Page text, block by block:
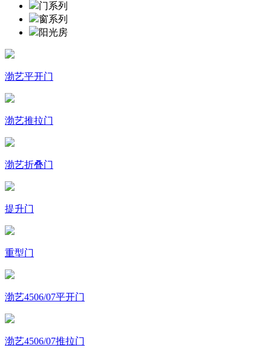
门系列
窗系列
阳光房
渤艺平开门
渤艺推拉门
渤艺折叠门
提升门
重型门
渤艺4506/07平开门
渤艺4506/07推拉门